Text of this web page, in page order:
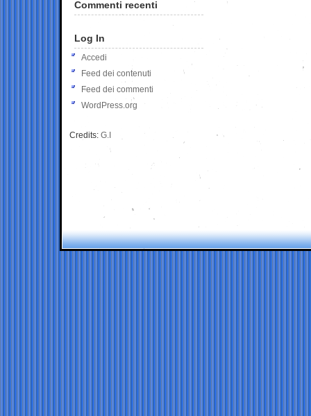
Commenti recenti
Log In
Accedi
Feed dei contenuti
Feed dei commenti
WordPress.org
Credits: G.I